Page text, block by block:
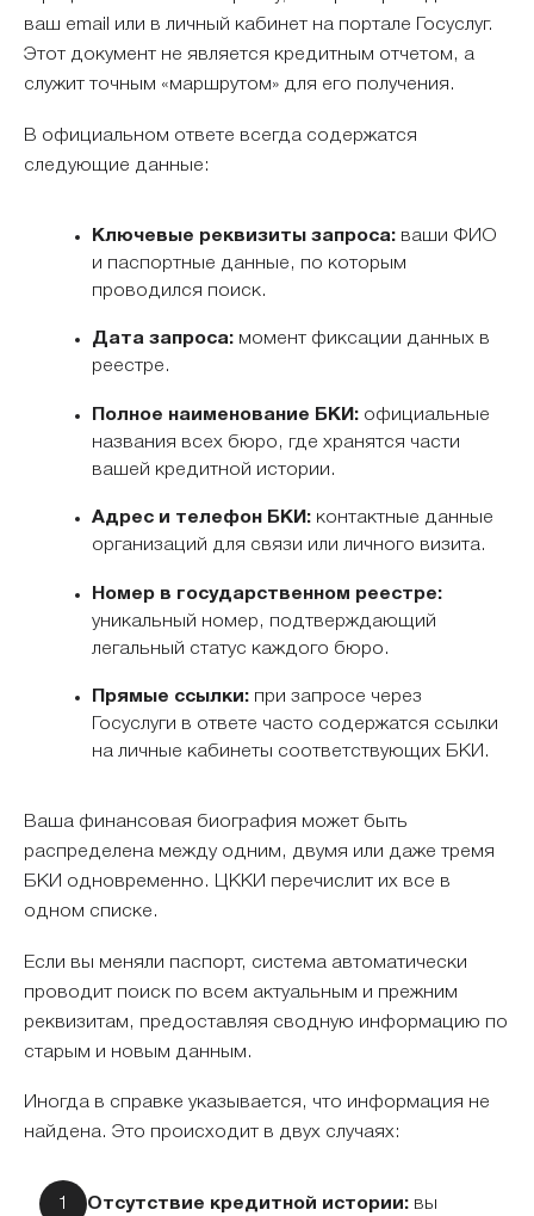
ваш email или в личный кабинет на портале Госуслуг.
Этот документ не является кредитным отчетом, а
служит точным «маршрутом» для его получения.
В официальном ответе всегда содержатся
следующие данные:
Ключевые реквизиты запроса:ваши ФИО
и паспортные данные, по которым
проводился поиск.
Дата запроса:момент фиксации данных в
реестре.
Полное наименование БКИ:официальные
названия всех бюро, где хранятся части
вашей кредитной истории.
Адрес и телефон БКИ:контактные данные
организаций для связи или личного визита.
Номер в государственном реестре:
уникальный номер, подтверждающий
легальный статус каждого бюро.
Прямые ссылки:при запросе через
Госуслуги в ответе часто содержатся ссылки
на личные кабинеты соответствующих БКИ.
Ваша финансовая биография может быть
распределена между одним, двумя или даже тремя
БКИ одновременно. ЦККИ перечислит их все в
одном списке.
Если вы меняли паспорт, система автоматически
проводит поиск по всем актуальным и прежним
реквизитам, предоставляя сводную информацию по
старым и новым данным.
Иногда в справке указывается, что информация не
найдена. Это происходит в двух случаях:
Отсутствие кредитной истории: вы